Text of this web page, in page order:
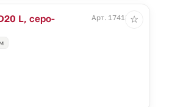
L, серо-
Арт. 17418.10
☆